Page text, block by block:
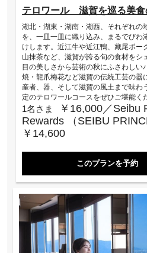
テロワール 滋賀を巡る美食
湖北・湖東・湖南・湖西、それぞれの
を、一皿一皿に織り込み、まるでびわ
けします。近江牛や近江鴨、藏尾ポー
山抹茶など、滋賀が誇る旬の食材をシ
目の美しさから芸術の秋にふさわしい
焼・龍爪梅花など滋賀の伝統工芸の器
産者、器、そして滋賀の風土まで味わ
定のテロワールコースをぜひご堪能く
1名さま
￥16,000／Seibu
Rewards （SEIBU
￥14,600
このプランを予約